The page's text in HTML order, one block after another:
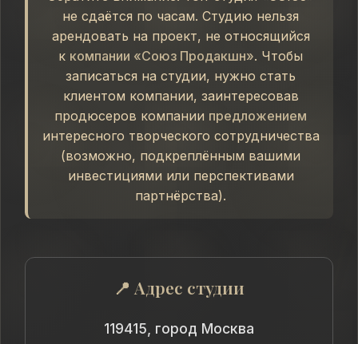
не сдаётся по часам. Студию нельзя
арендовать на проект, не относящийся
к компании «Союз Продакшн». Чтобы
записаться на студии, нужно стать
клиентом компании, заинтересовав
продюсеров компании предложением
интересного творческого сотрудничества
(возможно, подкреплённым вашими
инвестициями или перспективами
партнёрства).
📍 Адрес студии
119415, город Москва